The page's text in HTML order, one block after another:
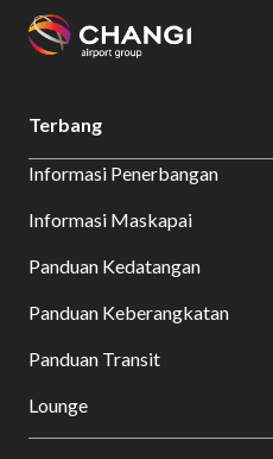
Changi
Language
Changi Airport Bersantap dan Belanja
Terbang
Informasi Penerbangan
Informasi Maskapai
Panduan Kedatangan
Panduan Keberangkatan
Panduan Transit
Lounge